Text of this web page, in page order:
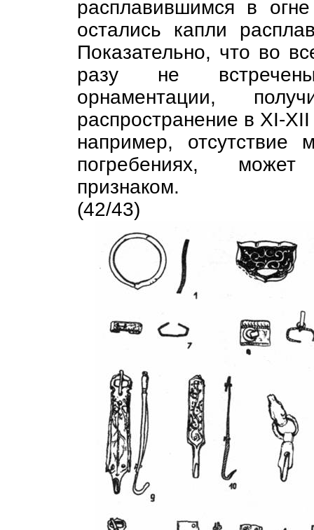
расплавившимся в
остались капли
Показательно, что во
разу не
орнаментации,
распространение в XI-
например, отсутствие
погребениях, может
признаком.
(42/43)